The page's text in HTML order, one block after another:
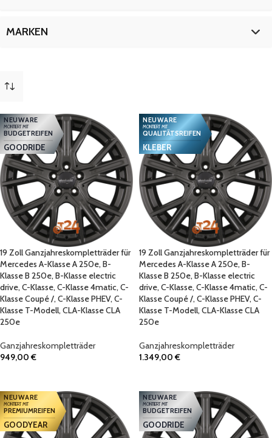
C-Klasse Coupé
9
MARKEN
NEUWARE
MONTIERT MIT
BUDGETREIFEN
GOODRIDE
19 Zoll Ganzjahreskompletträder für
Mercedes A-Klasse A 250e, B-
Klasse B 250e, B-Klasse electric
drive, C-Klasse, C-Klasse 4matic, C-
Klasse Coupé /, C-Klasse PHEV, C-
Klasse T-Modell, CLA-Klasse CLA
250e
Ganzjahreskompletträder
949,00€
NEUWARE
MONTIERT MIT
QUALITÄTSREIFEN
KLEBER
19 Zoll Ganzjahreskompletträder für
Mercedes A-Klasse A 250e, B-
Klasse B 250e, B-Klasse electric
drive, C-Klasse, C-Klasse 4matic, C-
Klasse Coupé /, C-Klasse PHEV, C-
Klasse T-Modell, CLA-Klasse CLA
250e
Ganzjahreskompletträder
1.349,00€
NEUWARE
MONTIERT MIT
PREMIUMREIFEN
GOODYEAR
NEUWARE
MONTIERT MIT
BUDGETREIFEN
GOODRIDE